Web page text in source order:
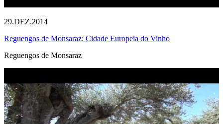
29.DEZ.2014
Reguengos de Monsaraz: Cidade Europeia do Vinho
Reguengos de Monsaraz